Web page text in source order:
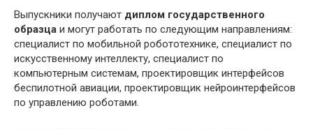
Выпускники получают диплом государственного
образца и могут работать по следующим направлениям:
специалист по мобильной робототехнике, специалист по
искусственному интеллекту, специалист по
компьютерным системам, проектировщик интерфейсов
беспилотной авиации, проектировщик нейроинтерфейсов
по управлению роботами.